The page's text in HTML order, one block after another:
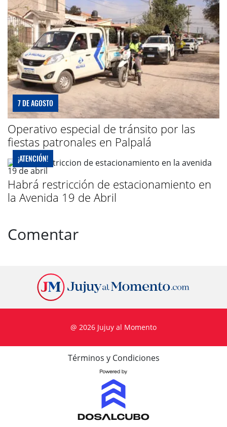
7 DE AGOSTO
Operativo especial de tránsito por las
fiestas patronales en Palpalá
¡ATENCIÓN!
Habrá restricción de estacionamiento en
la Avenida 19 de Abril
Comentar
@ 2026 Jujuy al Momento
Términos y Condiciones